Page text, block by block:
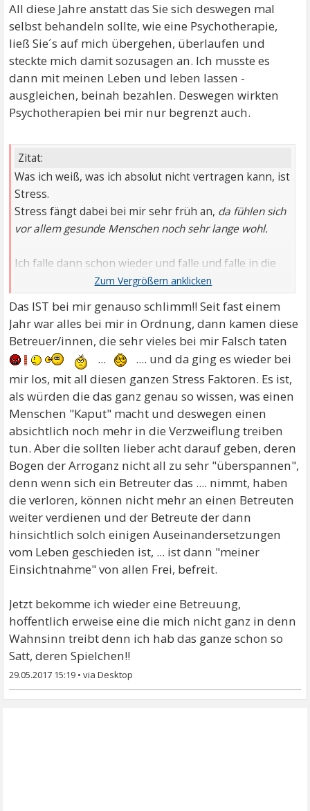
All diese Jahre anstatt das Sie sich deswegen mal
selbst behandeln sollte, wie eine Psychotherapie,
ließ Sie´s auf mich übergehen, überlaufen und
steckte mich damit sozusagen an. Ich musste es
dann mit meinen Leben und leben lassen -
ausgleichen, beinah bezahlen. Deswegen wirkten
Psychotherapien bei mir nur begrenzt auch.
Zitat:
Was ich weiß, was ich absolut nicht vertragen kann, ist
Stress.
Stress fängt dabei bei mir sehr früh an, da fühlen sich
vor allem gesunde Menschen noch sehr lange wohl.
Ich falle dann schon wieder und falle und falle in die
Das IST bei mir genauso schlimm!! Seit fast einem
Jahr war alles bei mir in Ordnung, dann kamen diese
Betreuer/innen, die sehr vieles bei mir Falsch taten
...
.... und da ging es wieder bei
mir los, mit all diesen ganzen Stress Faktoren. Es ist,
als würden die das ganz genau so wissen, was einen
Menschen "Kaput" macht und deswegen einen
absichtlich noch mehr in die Verzweiflung treiben
tun. Aber die sollten lieber acht darauf geben, deren
Bogen der Arroganz nicht all zu sehr "überspannen",
denn wenn sich ein Betreuter das .... nimmt, haben
die verloren, können nicht mehr an einen Betreuten
weiter verdienen und der Betreute der dann
hinsichtlich solch einigen Auseinandersetzungen
vom Leben geschieden ist, ... ist dann "meiner
Einsichtnahme" von allen Frei, befreit.
Jetzt bekomme ich wieder eine Betreuung,
hoffentlich erweise eine die mich nicht ganz in denn
Wahnsinn treibt denn ich hab das ganze schon so
Satt, deren Spielchen!!
29.05.2017 15:19 •